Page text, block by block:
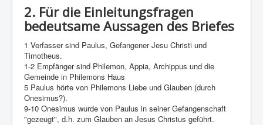
2. Für die Einleitungsfragen
bedeutsame Aussagen des Briefes
1 Verfasser sind Paulus, Gefangener Jesu Christi und
Timotheus.
1-2 Empfänger sind Philemon, Appia, Archippus und die
Gemeinde in Philemons Haus
5 Paulus hörte von Philemons Liebe und Glauben (durch
Onesimus?).
9-10 Onesimus wurde von Paulus in seiner Gefangenschaft
"gezeugt", d.h. zum Glauben an Jesus Christus geführt.